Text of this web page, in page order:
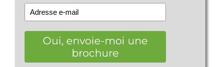
Oui, envoie-moi une
brochure